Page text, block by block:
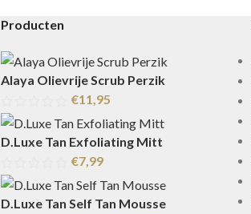
Producten
Alaya Olievrije Scrub Perzik
€11,95
D.Luxe Tan Exfoliating Mitt
€7,99
D.Luxe Tan Self Tan Mousse